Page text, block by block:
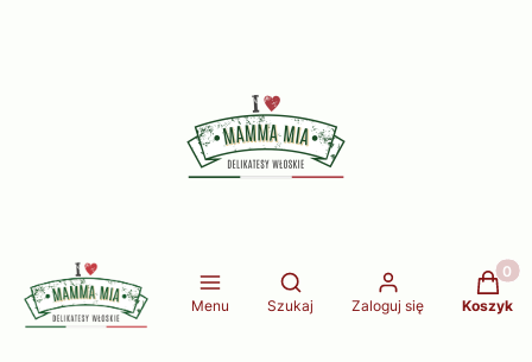
Menu
Otwórz wyszukiwarkę
Szukaj Zaloguj się Koszyk